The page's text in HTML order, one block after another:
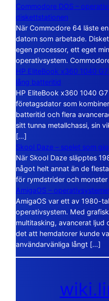
Commodore DOS –
diskettstationen
När Commodore 64 läste
datorn som arbetade.
egen processor, ett eget
operativsystem.
HP EliteBook x360 1040
lång batteritid
HP EliteBook x360 1040
företagsdator som
batteritid och flera
sitt tunna metallchassi, sin
[…]
Skool Daze – spelet som
När Skool Daze släpptes
något helt annat än de
för rymdstrider och
AmigaOS –
AmigaOS var ett av 1980-
operativsystem. Med
multitasking, avancerat
det att hemdatorer kunde
användarvänliga långt […]